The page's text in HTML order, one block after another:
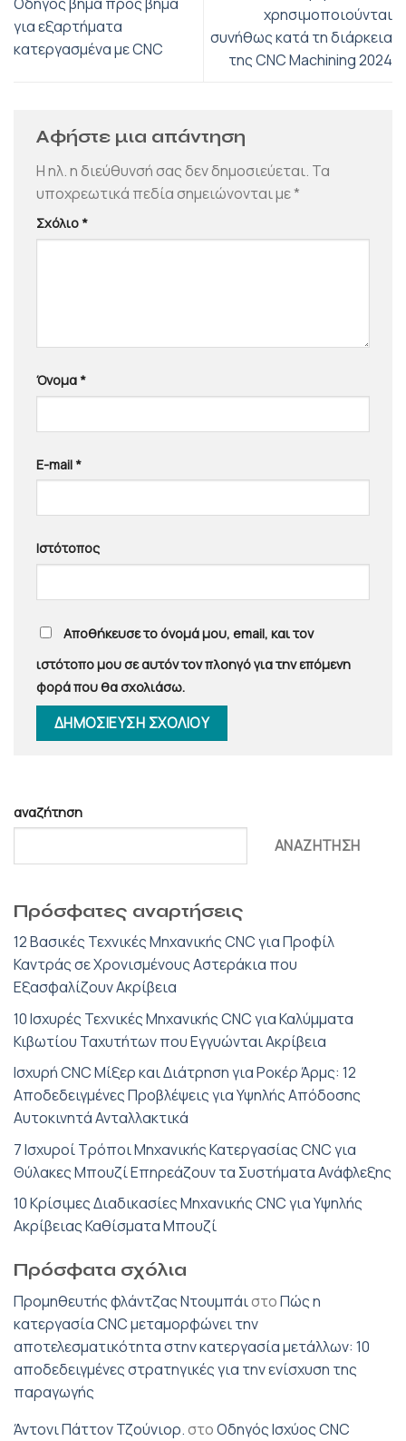
για εξαρτήματα
κατεργασμένα με CNC
χρησιμοποιούνται
συνήθως κατά τη διάρκεια
της CNC Machining 2024
Αφήστε μια απάντηση
Η ηλ. η διεύθυνσή σας δεν δημοσιεύεται. Τα
υποχρεωτικά πεδία σημειώνονται με*
Σχόλιο *
Όνομα *
E-mail *
Ιστότοπος
Αποθήκευσε το όνομά μου, email, και τον
ιστότοπο μου σε αυτόν τον πλοηγό για την επόμενη
φορά που θα σχολιάσω.
αναζήτηση
ΑΝΑΖΉΤΗΣΗ
Πρόσφατες αναρτήσεις
12 Βασικές Τεχνικές Μηχανικής CNC για Προφίλ
Καντράς σε Χρονισμένους Αστεράκια που
Εξασφαλίζουν Ακρίβεια
10 Ισχυρές Τεχνικές Μηχανικής CNC για Καλύμματα
Κιβωτίου Ταχυτήτων που Εγγυώνται Ακρίβεια
Ισχυρή CNC Μίξερ και Διάτρηση για Ροκέρ Άρμς: 12
Αποδεδειγμένες Προβλέψεις για Υψηλής Απόδοσης
Αυτοκινητά Ανταλλακτικά
7 Ισχυροί Τρόποι Μηχανικής Κατεργασίας CNC για
Θύλακες Μπουζί Επηρεάζουν τα Συστήματα Ανάφλεξης
10 Κρίσιμες Διαδικασίες Μηχανικής CNC για Υψηλής
Ακρίβειας Καθίσματα Μπουζί
Πρόσφατα σχόλια
Προμηθευτής φλάντζας ΝτουμπάιστοΠώς η
κατεργασία CNC μεταμορφώνει την
αποτελεσματικότητα στην κατεργασία μετάλλων: 10
αποδεδειγμένες στρατηγικές για την ενίσχυση της
παραγωγής
Άντονι Πάττον Τζούνιορ.στοΟδηγός Ισχύος CNC